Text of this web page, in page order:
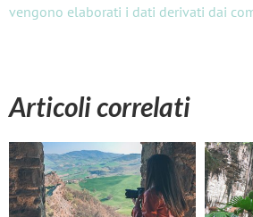
vengono elaborati i dati derivati dai
Articoli correlati